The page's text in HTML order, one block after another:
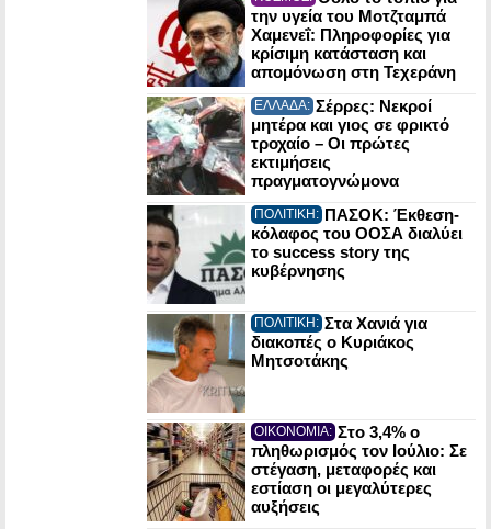
την υγεία του Μοτζταμπά
Χαμενεΐ: Πληροφορίες για
κρίσιμη κατάσταση και
απομόνωση στη Τεχεράνη
ΕΛΛΑΔΑ: Σέρρες: Νεκροί
μητέρα και γιος σε φρικτό
τροχαίο – Οι πρώτες
εκτιμήσεις
πραγματογνώμονα
ΠΟΛΙΤΙΚΗ: ΠΑΣΟΚ: Έκθεση-
κόλαφος του ΟΟΣΑ διαλύει
το success story της
κυβέρνησης
ΠΟΛΙΤΙΚΗ: Στα Χανιά για
διακοπές ο Κυριάκος
Μητσοτάκης
ΟΙΚΟΝΟΜΙΑ: Στο 3,4% ο
πληθωρισμός τον Ιούλιο: Σε
στέγαση, μεταφορές και
εστίαση οι μεγαλύτερες
αυξήσεις